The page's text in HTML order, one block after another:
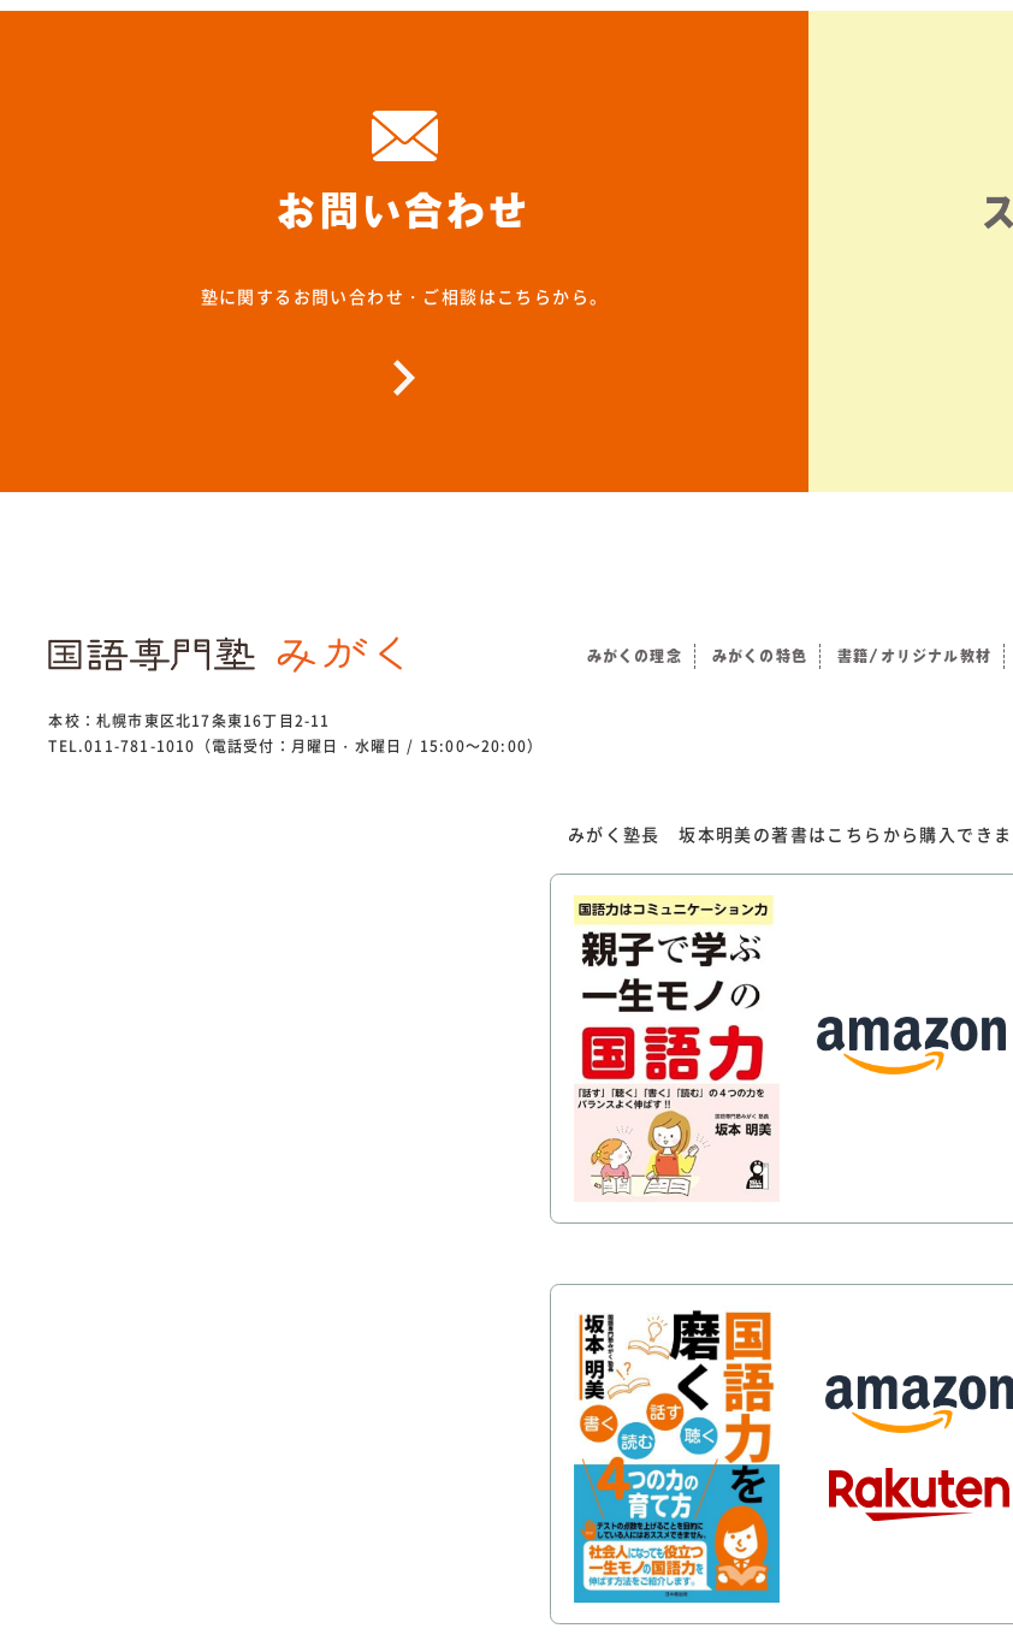
お問い合わせ
塾に関するお問い合わせ・ご相談はこちらから。
本校：札幌市東区北17条東16丁目2-11
TEL.011-781-1010（電話受付：月曜日・水曜日 / 15:00～20:00）
みがくの理念 みがくの特色 書籍/オリジナル教材
みがく塾長 坂本明美の著書はこちらから購入できま